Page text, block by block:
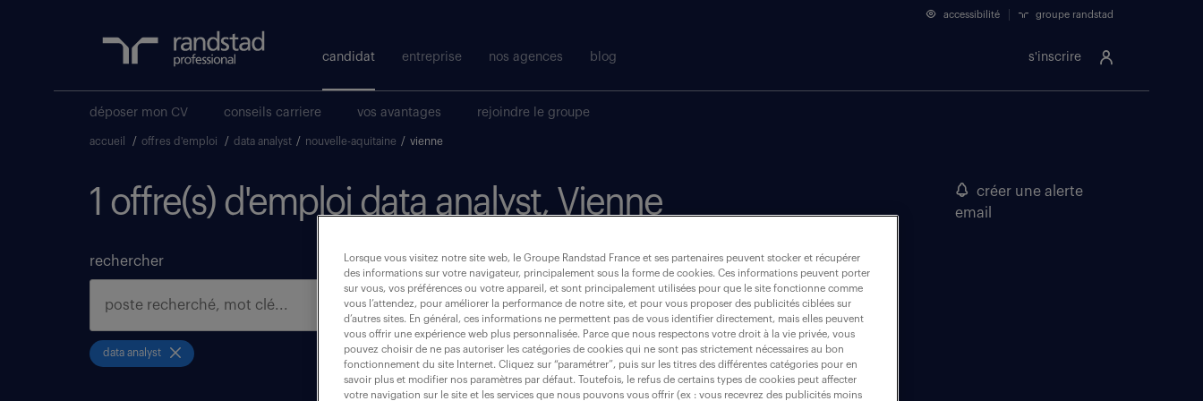
s'inscrire
accessibilité groupe randstad
candidat entreprise nos agences blog
déposer mon CV conseils carriere vos avantages rejoindre le groupe
accueil / offres d'emploi / data analyst / nouvelle-aquitaine / vienne
1 offre(s) d'emploi data analyst, Vienne
créer une alerte
email
rechercher
data analyst
où ?
vienne (86)
CDI(1)
Lorsque vous visitez notre site web, le Groupe Randstad France et ses partenaires peuvent stocker et récupérer
des informations sur votre navigateur, principalement sous la forme de cookies. Ces informations peuvent porter
sur vous, vos préférences ou votre appareil, et sont principalement utilisées pour que le site fonctionne comme
vous l’attendez, pour améliorer la performance de notre site, et pour vous proposer des publicités ciblées sur
d’autres sites. En général, ces informations ne permettent pas de vous identifier directement, mais elles peuvent
vous offrir une expérience web plus personnalisée. Parce que nous respectons votre droit à la vie privée, vous
pouvez choisir de ne pas autoriser les catégories de cookies qui ne sont pas strictement nécessaires au bon
fonctionnement du site Internet. Cliquez sur “paramétrer”, puis sur les titres des différentes catégories pour en
savoir plus et modifier nos paramètres par défaut. Toutefois, le refus de certains types de cookies peut affecter
votre navigation sur le site et les services que nous pouvons vous offrir (ex : vous recevrez des publicités moins